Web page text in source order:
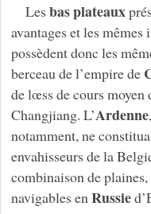
Les bas plateaux
avantages et les
possèdent donc les
berceau de l’empire de
de lœss de cours
Changjiang. L’Ardenne
notamment, ne
envahisseurs de la
combinaison de
navigables enRussie